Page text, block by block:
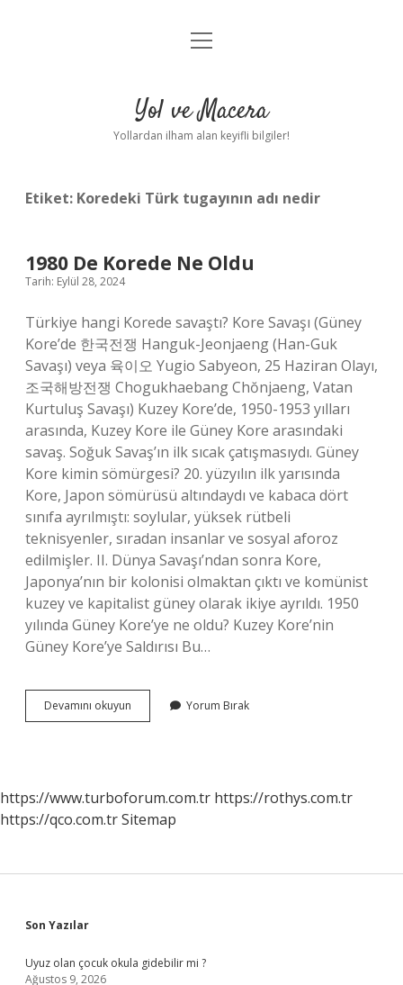
Anasayfa
Yasal Uyarı
menüyü
Yol ve Macera
Yollardan ilham alan keyifli bilgiler!
Etiket: Koredeki Türk tugayının adı nedir
1980 De Korede Ne Oldu
Tarih: Eylül 28, 2024
Türkiye hangi Korede savaştı? Kore Savaşı (Güney
Kore’de 한국전쟁 Hanguk-Jeonjaeng (Han-Guk
Savaşı) veya 육이오 Yugio Sabyeon, 25 Haziran Olayı,
조국해방전쟁 Chogukhaebang Chŏnjaeng, Vatan
Kurtuluş Savaşı) Kuzey Kore’de, 1950-1953 yılları
arasında, Kuzey Kore ile Güney Kore arasındaki
savaş. Soğuk Savaş’ın ilk sıcak çatışmasıydı. Güney
Kore kimin sömürgesi? 20. yüzyılın ilk yarısında
Kore, Japon sömürüsü altındaydı ve kabaca dört
sınıfa ayrılmıştı: soylular, yüksek rütbeli
teknisyenler, sıradan insanlar ve sosyal aforoz
edilmişler. II. Dünya Savaşı’ndan sonra Kore,
Japonya’nın bir kolonisi olmaktan çıktı ve komünist
kuzey ve kapitalist güney olarak ikiye ayrıldı. 1950
yılında Güney Kore’ye ne oldu? Kuzey Kore’nin
Güney Kore’ye Saldırısı Bu…
Devamını okuyun
De
Yorum Bırak
https://www.turboforum.com.tr https://rothys.com.tr
https://qco.com.trSitemap
Sidebar
Son Yazılar
Uyuz olan çocuk okula gidebilir mi ?
Ağustos 9, 2026